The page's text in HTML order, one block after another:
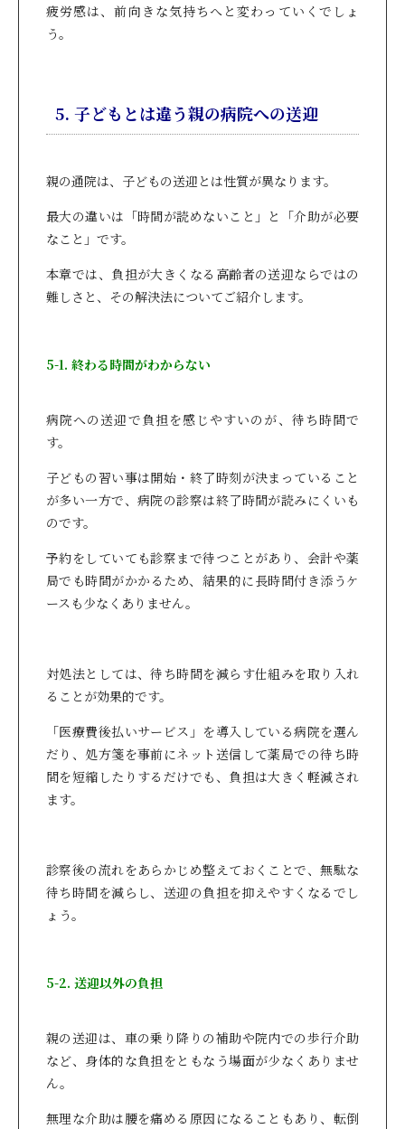
疲労感は、前向きな気持ちへと変わっていくでしょ
う。
5. 子どもとは違う親の病院への送迎
親の通院は、子どもの送迎とは性質が異なります。
最大の違いは「時間が読めないこと」と「介助が必要
なこと」です。
本章では、負担が大きくなる高齢者の送迎ならではの
難しさと、その解決法についてご紹介します。
5-1. 終わる時間がわからない
病院への送迎で負担を感じやすいのが、待ち時間で
す。
子どもの習い事は開始・終了時刻が決まっていること
が多い一方で、病院の診察は終了時間が読みにくいも
のです。
予約をしていても診察まで待つことがあり、会計や薬
局でも時間がかかるため、結果的に長時間付き添うケ
ースも少なくありません。
対処法としては、待ち時間を減らす仕組みを取り入れ
ることが効果的です。
「医療費後払いサービス」を導入している病院を選ん
だり、処方箋を事前にネット送信して薬局での待ち時
間を短縮したりするだけでも、負担は大きく軽減され
ます。
診察後の流れをあらかじめ整えておくことで、無駄な
待ち時間を減らし、送迎の負担を抑えやすくなるでし
ょう。
5-2. 送迎以外の負担
親の送迎は、車の乗り降りの補助や院内での歩行介助
など、身体的な負担をともなう場面が少なくありませ
ん。
無理な介助は腰を痛める原因になることもあり、転倒